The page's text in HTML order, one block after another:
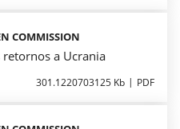
COMMISSION
a Ucrania
301.1220703125 Kb PDF